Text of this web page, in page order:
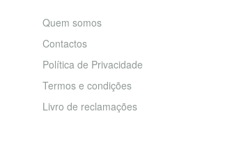
Quem somos
Contactos
Política de Privacidade
Termos e condições
Livro de reclamações